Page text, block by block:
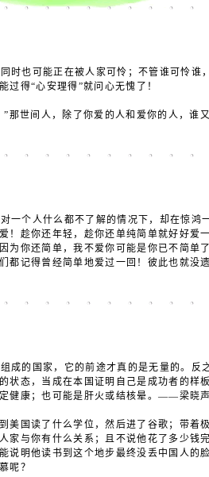
时也可能正在被人家可怜；不管谁可怜谁
过得“心安理得”就问心无愧了！
”那世间人，除了你爱的人和爱你的人，谁
一个人什么都不了解的情况下，却在惊鸿
！趁你还年轻，趁你还单纯简单就好好爱
为你还简单，我不爱你可能是你已不简单
都记得曾经简单地爱过一回！彼此也就没
成的国家，它的前途才真的是无量的。反
态，当成在本国证明自己是成功者的样
健康；也可能是肝火或结核晕。——梁晓声
国读了什么学位，然后进了谷歌；带着
家与你有什么关系；且不说他花了多少钱
说明他读书到这个地步最终没丢中国人的
呢？